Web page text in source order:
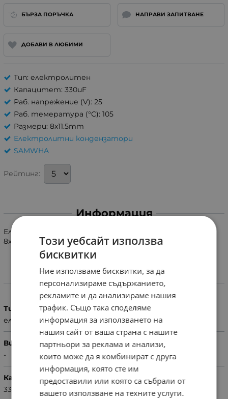
БЪРЗА ПОРЪЧКА НАПРАВИ ЗАПИТВАНЕ
ДОБАВИ В ЛЮБИМИ
Тип: електролитен
Капацитет: 330uF
Раб. напрежение (V): 25
Раб. темература (°C): 105
Размери: 8x11.5mm
Електролитни кондензатори
SAMWHA
Рейтинг:
Информация
Електролитен кондензатор 330uF 25V 105C с размери
8x11.5mm.
Характеристики
Тип
електролитен
Вид
-
Капацитет
330uF
Този уебсайт използва
бисквитки
Ние използваме бисквитки, за да
персонализираме съдържанието,
рекламите и да анализираме нашия
трафик. Също така споделяме
информация за използването на
нашия сайт от ваша страна с нашите
партньори за реклама и анализи,
които може да я комбинират с друга
информация, която сте им
предоставили или която са събрали от
вашето използване на техните услуги.